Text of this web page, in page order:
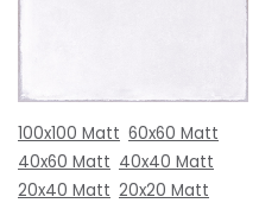
100x100 Matt 60x60 Matt
40x60 Matt 40x40 Matt
20x40 Matt 20x20 Matt